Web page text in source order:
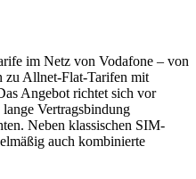
im Netz von Vodafone – von
zu Allnet-Flat-Tarifen mit
Angebot richtet sich vor
Vertragsbindung
Neben klassischen SIM-
auch kombinierte